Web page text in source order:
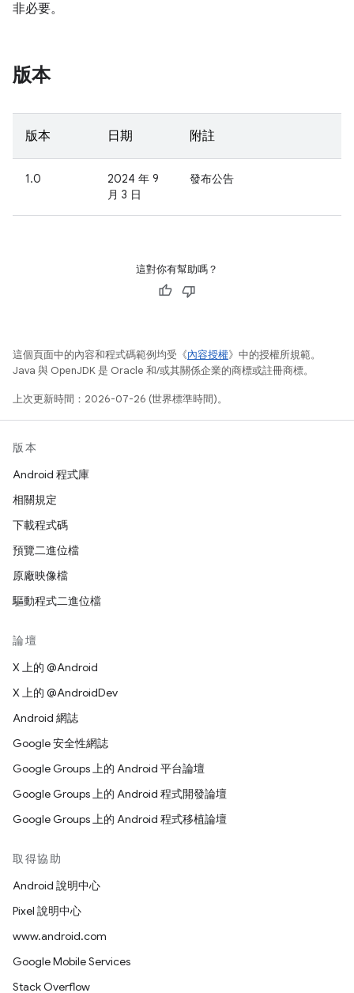
非必要。
版本
版本 日期 附註
1.0
2024 年 9
月 3 日
發布公告
這對你有幫助嗎？
這個頁面中的內容和程式碼範例均受《內容授權》中的授權所規範。
Java 與 OpenJDK 是 Oracle 和/或其關係企業的商標或註冊商標。
上次更新時間：2026-07-26 (世界標準時間)。
版本
Android 程式庫
相關規定
下載程式碼
預覽二進位檔
原廠映像檔
驅動程式二進位檔
論壇
X 上的 @Android
X 上的 @AndroidDev
Android 網誌
Google 安全性網誌
Google Groups 上的 Android 平台論壇
Google Groups 上的 Android 程式開發論壇
Google Groups 上的 Android 程式移植論壇
取得協助
Android 說明中心
Pixel 說明中心
www.android.com
Google Mobile Services
Stack Overflow